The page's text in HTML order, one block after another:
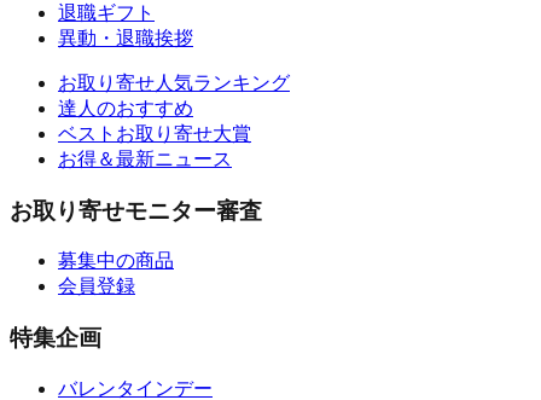
退職ギフト
異動・退職挨拶
お取り寄せ人気ランキング
達人のおすすめ
ベストお取り寄せ大賞
お得＆最新ニュース
お取り寄せモニター審査
募集中の商品
会員登録
特集企画
バレンタインデー